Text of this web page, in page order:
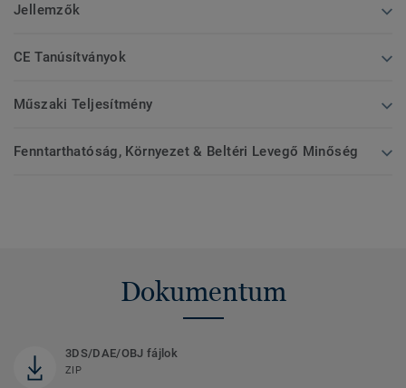
Jellemzők
CE Tanúsítványok
Műszaki Teljesítmény
Fenntarthatóság, Környezet & Beltéri Levegő Minőség
Dokumentum
3DS/DAE/OBJ fájlok
ZIP